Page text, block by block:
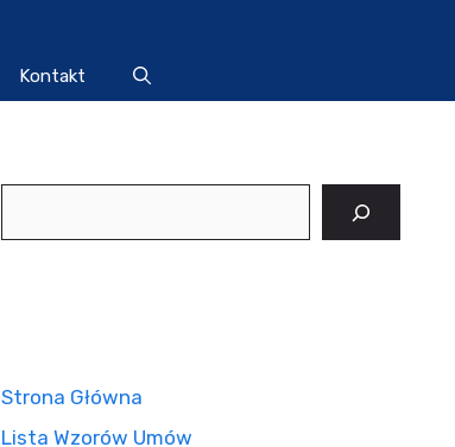
Kontakt
Strona Główna
Lista Wzorów Umów